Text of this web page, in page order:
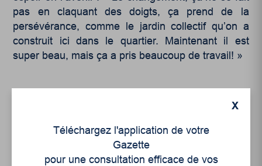
pas en claquant des doigts, ça prend de la
persévérance, comme le jardin collectif qu’on a
construit ici dans le quartier. Maintenant il est
super beau, mais ça a pris beaucoup de travail! »
Articles récents
X
Téléchargez l'application de votre
Gazette
pour une consultation efficace de vos